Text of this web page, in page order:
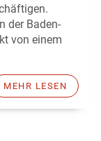
der Baden-
von einem
MEHR LESEN